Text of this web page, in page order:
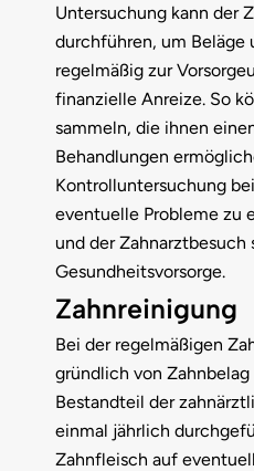
Untersuchung kann der
durchführen, um Beläge
regelmäßig zur
finanzielle Anreize. So
sammeln, die ihnen
Behandlungen
Kontrolluntersuchung
eventuelle Probleme zu
und der
Gesundheitsvorsorge.
Zahnreinigung
Bei der regelmäßigen
gründlich von
Bestandteil der
einmal jährlich
Zahnfleisch auf